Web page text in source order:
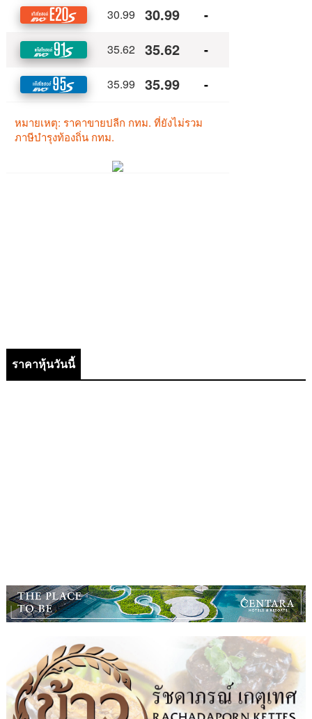
ราคาหุ้นวันนี้